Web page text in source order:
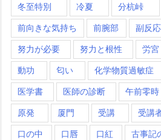
冬至特別 冷夏 分杭峠
前向きな気持ち 前腕部 副反応
努力が必要 努力と根性 労宮
動功 匂い 化学物質過敏症
医学書 医師の診断 午前零時
原発 厦門 受講 受講
口の中 口唇 口紅 古事記